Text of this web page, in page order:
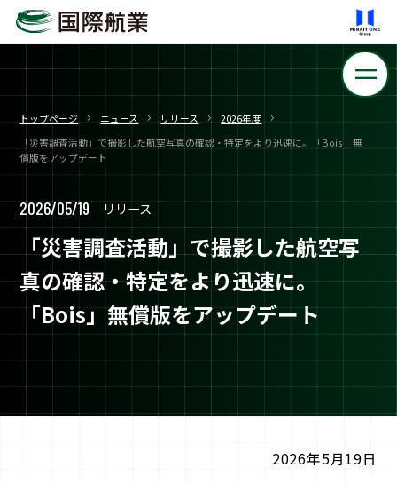
トップページ ニュース リリース
2026年度
「災害調査活動」で撮影した航空写真の確認・特定をより迅速に。「Bois」無
償版をアップデート
2026/05/19 リリース
「災害調査活動」で撮影した航空写
真の確認・特定をより迅速に。
「Bois」無償版をアップデート
2026年5月19日